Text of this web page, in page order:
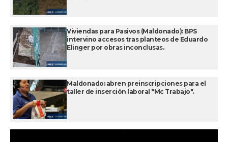
Viviendas para Pasivos (Maldonado): BPS
intervino accesos tras planteos de Eduardo
Elinger por obras inconclusas.
Maldonado: abren preinscripciones para el
taller de inserción laboral "Mc Trabajo".